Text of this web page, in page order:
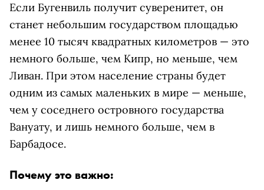
Если Бугенвиль получит суверенитет, он
станет небольшим государством площадью
менее 10 тысяч квадратных километров — это
немного больше, чем Кипр, но меньше, чем
Ливан. При этом население страны будет
одним из самых маленьких в мире — меньше,
чем у соседнего островного государства
Вануату, и лишь немного больше, чем в
Барбадосе.
Почему это важно: